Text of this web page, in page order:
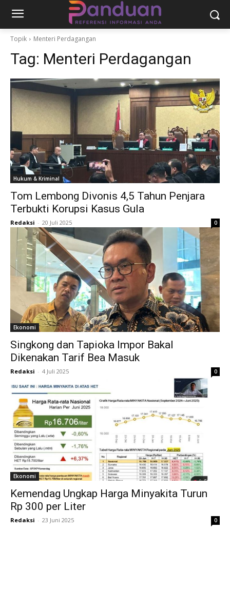
Topik Menteri Perdagangan
Tag: Menteri Perdagangan
Hukum & Kriminal
Tom Lembong Divonis 4,5 Tahun Penjara
Terbukti Korupsi Kasus Gula
Redaksi - 20 Juli 2025 0
Ekonomi
Singkong dan Tapioka Impor Bakal
Dikenakan Tarif Bea Masuk
Redaksi - 4 Juli 2025 0
Ekonomi
Kemendag Ungkap Harga Minyakita Turun
Rp 300 per Liter
Redaksi - 23 Juni 2025 0